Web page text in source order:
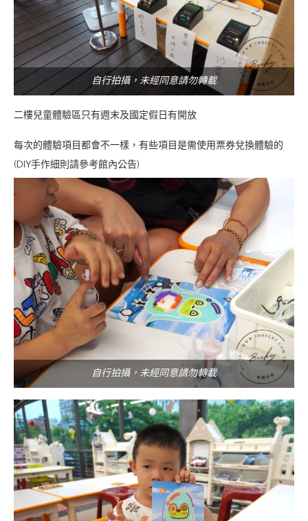
自行拍攝，未經同意請勿轉載
二樓兒童體驗區只有週末及國定假日有開放
每次的體驗項目都會不一樣，有些項目是需使用票券兌換體驗的
(DIY手作細則請參考館內公告)
自行拍攝，未經同意請勿轉載